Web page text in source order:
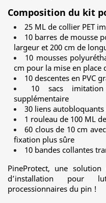
Composition du kit
25 ML de collier PET
10 barres de mousse
largeur et 200 cm de
10 mousses
cm pour la mise en place
10 descentes en PVC
10 sacs
supplémentaire
30 liens
1 rouleau de 100 ML
60 clous de 10 cm
fixation plus sûre
10 bandes collantes
PineProtect, une
d’installation pour
processionnaires du pin !